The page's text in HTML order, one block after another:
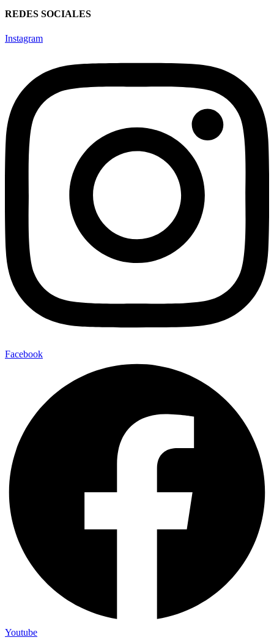
REDES SOCIALES
Instagram
Facebook
Youtube